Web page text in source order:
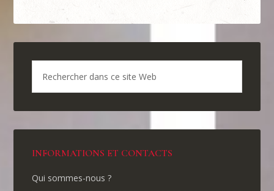
INFORMATIONS ET CONTACTS
Qui sommes-nous ?